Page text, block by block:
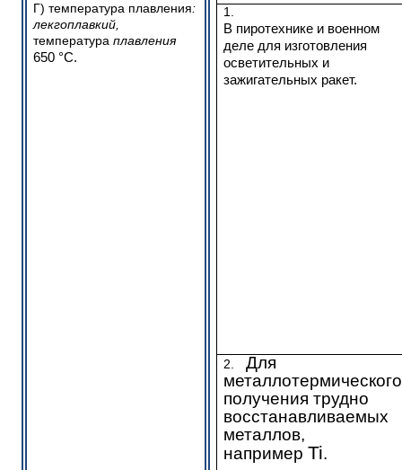
Г) температура плавления:
лекгоплавкий,
температура плавления
650 °C.
1.
В пиротехнике и военном
деле для изготовления
осветительных и
зажигательных ракет.
2.
Для
металлотермического
получения трудно
восстанавливаемых
металлов,
например Ti.